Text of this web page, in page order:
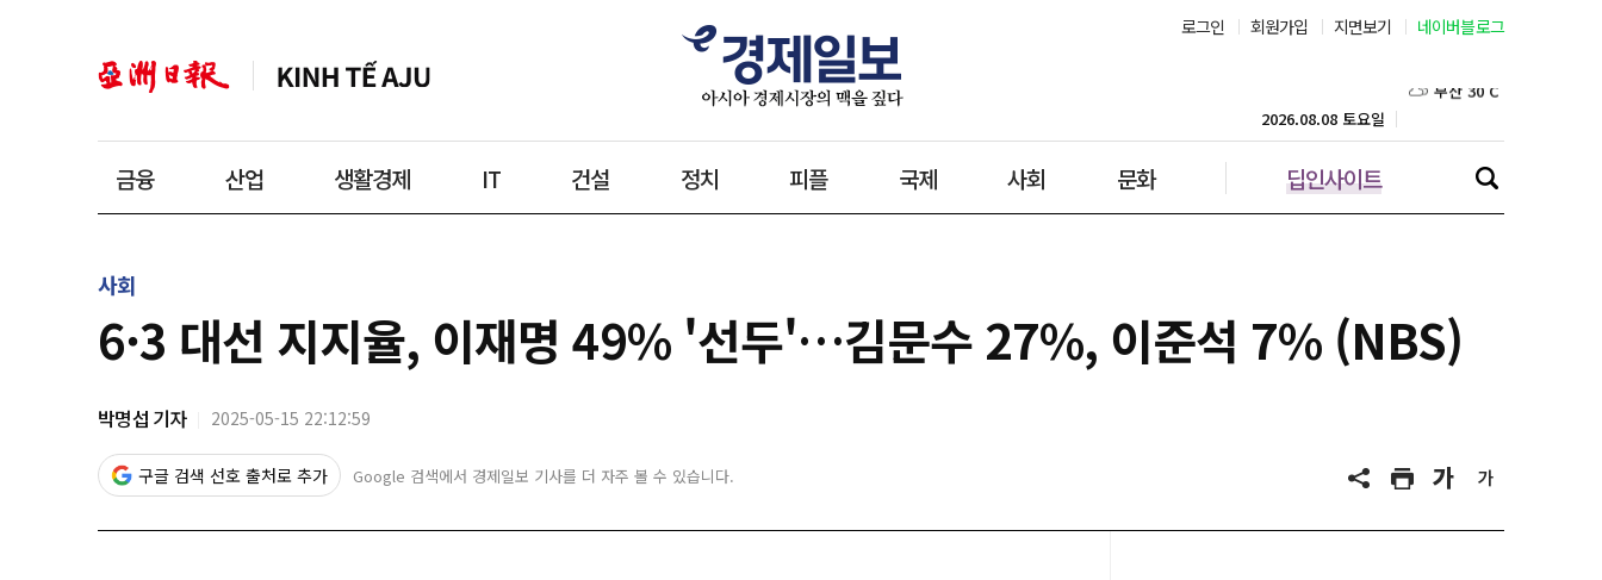
로그인 회원가입 지면보기 네이버블로그
금융 산업 생활경제 IT 건설 정치 피플 국제 사회 문화 딥인사이트
2026.08.08 토요일
인천 30˚C
울산 29˚C
제주 29˚C
사회
6·3 대선 지지율, 이재명 49% '선두'…김문수 27%, 이준석 7% (NBS)
박명섭 기자 2025-05-15 22:12:59
구글 검색 선호 출처로 추가 Google 검색에서 경제일보 기사를 더 자주 볼 수 있습니다.